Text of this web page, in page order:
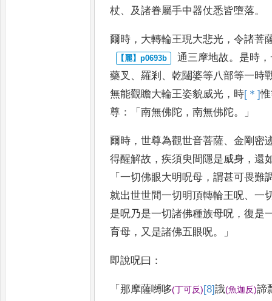
杖、 及諸眷屬手中器仗悉皆墮落。
爾時 ， 大轉輪王現大悲光 ，令諸菩
通三摩地故。 是時 ，
藥叉 、羅剎 、乾闥婆等八部等一時
無能觀瞻大輪王姿貌威光 ， 時[＊]惟
尊 ：「南無佛陀 ，南無佛陀。」
爾時 ，世尊為觀世音菩薩、金剛密
得醒解故 ，疾須臾間隱是威身 ，還
「一切佛眼大明呪母 ，謂甚可畏難
就出世世間一切明頂轉輪王呪、一
是呪乃是一切諸佛種族母呪 ，復是
育母 ， 又是諸佛五眼呪。」
即說呪曰 ：
「那摩薩嚩哆(丁可反)[8]誐(魚迦反)諦